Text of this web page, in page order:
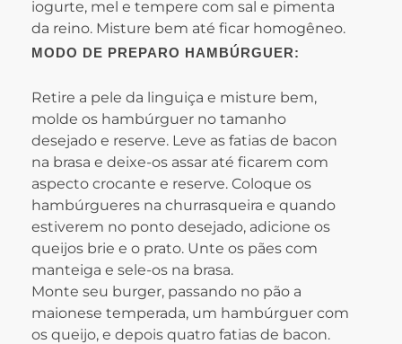
iogurte, mel e tempere com sal e pimenta
da reino. Misture bem até ficar homogêneo.
MODO DE PREPARO HAMBÚRGUER:
Retire a pele da linguiça e misture bem,
molde os hambúrguer no tamanho
desejado e reserve. Leve as fatias de bacon
na brasa e deixe-os assar até ficarem com
aspecto crocante e reserve. Coloque os
hambúrgueres na churrasqueira e quando
estiverem no ponto desejado, adicione os
queijos brie e o prato. Unte os pães com
manteiga e sele-os na brasa.
Monte seu burger, passando no pão a
maionese temperada, um hambúrguer com
os queijo, e depois quatro fatias de bacon.